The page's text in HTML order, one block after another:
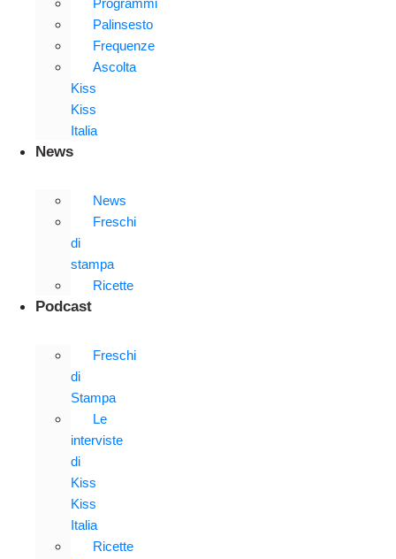
Programmi
Palinsesto
Frequenze
Ascolta
Kiss
Kiss
Italia
News
News
Freschi
di
stampa
Ricette
Podcast
Freschi
di
Stampa
Le
interviste
di
Kiss
Kiss
Italia
Ricette